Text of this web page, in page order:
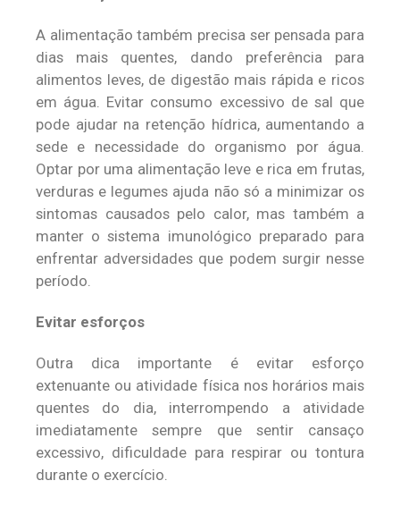
A alimentação também precisa ser pensada para
dias mais quentes, dando preferência para
alimentos leves, de digestão mais rápida e ricos
em água. Evitar consumo excessivo de sal que
pode ajudar na retenção hídrica, aumentando a
sede e necessidade do organismo por água.
Optar por uma alimentação leve e rica em frutas,
verduras e legumes ajuda não só a minimizar os
sintomas causados pelo calor, mas também a
manter o sistema imunológico preparado para
enfrentar adversidades que podem surgir nesse
período.
Evitar esforços
Outra dica importante é evitar esforço
extenuante ou atividade física nos horários mais
quentes do dia, interrompendo a atividade
imediatamente sempre que sentir cansaço
excessivo, dificuldade para respirar ou tontura
durante o exercício.